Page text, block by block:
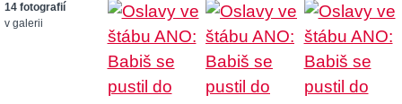
14 fotografií
v galerii